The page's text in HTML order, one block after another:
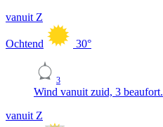
vanuit Z
Ochtend 30°
3
Wind vanuit zuid, 3 beaufort.
vanuit Z